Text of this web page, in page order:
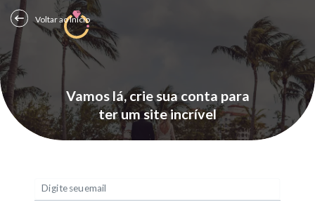
Vamos lá, crie sua conta para
ter um site incrível
Voltar ao Início
Digite seu email